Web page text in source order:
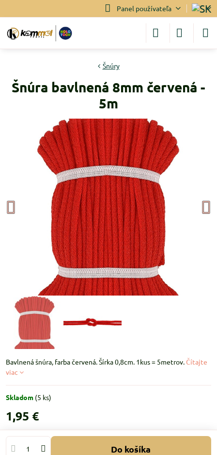
Panel používateľa
Šnúry
Šnúra bavlnená 8mm červená -
5m
Bavlnená šnúra, farba červená. Šírka 0,8cm. 1kus = 5metrov. Čítajte
viac
Skladom (5 ks)
1,95 €
Do košíka